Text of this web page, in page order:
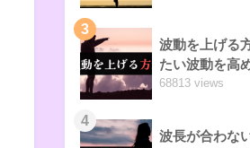
3
波動を上げる
たい波動を高
68813 views
4
波長が合わな